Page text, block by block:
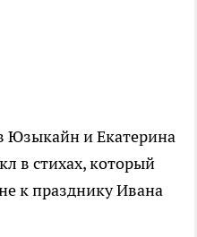
Юзыкайн и Екатерина
в стихах, который
к празднику Ивана